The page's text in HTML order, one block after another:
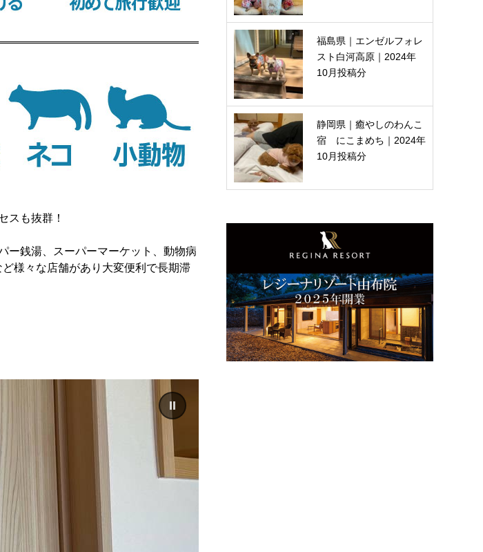
スも抜群！
ー銭湯、スーパーマーケット、動物病
様々な店舗があり大変便利で長期滞
福島県｜エンゼルフォレ
スト白河高原｜2024年
10月投稿分
静岡県｜癒やしのわんこ
宿 にこまめち｜2024年
10月投稿分